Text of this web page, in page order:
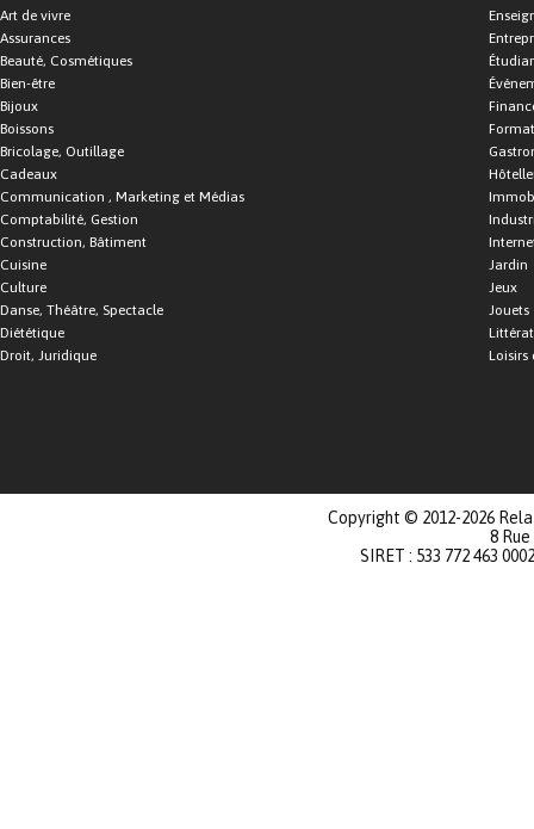
Art de vivre
Assurances
Beauté, Cosmétiques
Bien-être
Bijoux
Boissons
Bricolage, Outillage
Cadeaux
Communication , Marketing et Médias
Comptabilité, Gestion
Construction, Bâtiment
Cuisine
Culture
Danse, Théâtre, Spectacle
Diététique
Droit, Juridique
Jardin
Jeux
Jouets
Loisirs
Copyright © 2012-2026
8
SIRET : 533 772 463